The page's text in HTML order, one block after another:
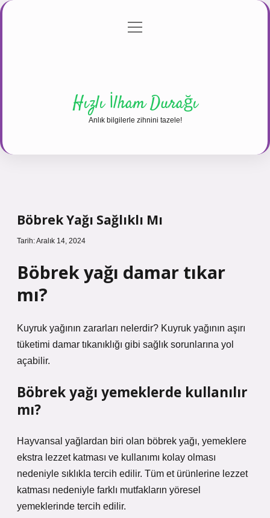
Gizlilik Politikası
menüyü
Hızlı İlham Durağı
Anlık bilgilerle zihnini tazele!
Böbrek Yağı Sağlıklı Mı
Tarih: Aralık 14, 2024
Böbrek yağı damar tıkar
mı?
Kuyruk yağının zararları nelerdir? Kuyruk yağının aşırı
tüketimi damar tıkanıklığı gibi sağlık sorunlarına yol
açabilir.
Böbrek yağı yemeklerde kullanılır
mı?
Hayvansal yağlardan biri olan böbrek yağı, yemeklere
ekstra lezzet katması ve kullanımı kolay olması
nedeniyle sıklıkla tercih edilir. Tüm et ürünlerine lezzet
katması nedeniyle farklı mutfakların yöresel
yemeklerinde tercih edilir.